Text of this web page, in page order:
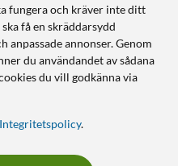
fungera och kräver inte ditt
få en skräddarsydd
anpassade annonser. Genom
du användandet av sådana
du vill godkänna via
.